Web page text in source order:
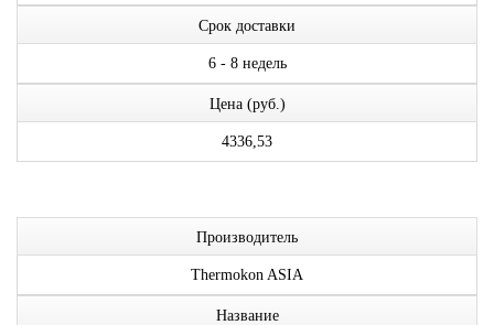
Срок доставки
6 - 8 недель
Цена (руб.)
4336,53
Производитель
Thermokon ASIA
Название